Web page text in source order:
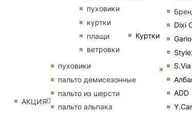
Куртки
Dixi
S.Via
ADD
пуховики
куртки
плащи
ветровки
АКЦИЯ
пуховики
пальто демисезонные
пальто из шерсти
пальто альпака